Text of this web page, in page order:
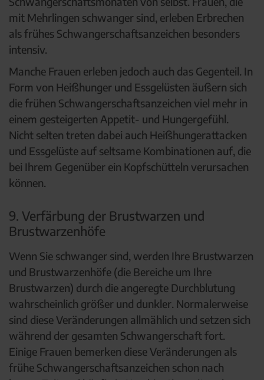
mit Mehrlingen schwanger sind, erleben Erbrechen
als frühes Schwangerschaftsanzeichen besonders
intensiv.
Manche Frauen erleben jedoch auch das Gegenteil. In
Form von Heißhunger und Essgelüsten äußern sich
die frühen Schwangerschaftsanzeichen viel mehr in
einem gesteigerten Appetit- und Hungergefühl.
Nicht selten treten dabei auch Heißhungerattacken
und Essgelüste auf seltsame Kombinationen auf, die
bei Ihrem Gegenüber ein Kopfschütteln verursachen
können.
9. Verfärbung der Brustwarzen und
Brustwarzenhöfe
Wenn Sie schwanger sind, werden Ihre Brustwarzen
und Brustwarzenhöfe (die Bereiche um Ihre
Brustwarzen) durch die angeregte Durchblutung
wahrscheinlich größer und dunkler. Normalerweise
sind diese Veränderungen allmählich und setzen sich
während der gesamten Schwangerschaft fort.
Einige Frauen bemerken diese Veränderungen als
frühe Schwangerschaftsanzeichen schon nach